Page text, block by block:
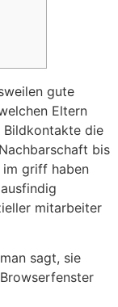
gute
Eltern
Bildkontakte die
bis
im griff haben
mitarbeiter
sagt, sie